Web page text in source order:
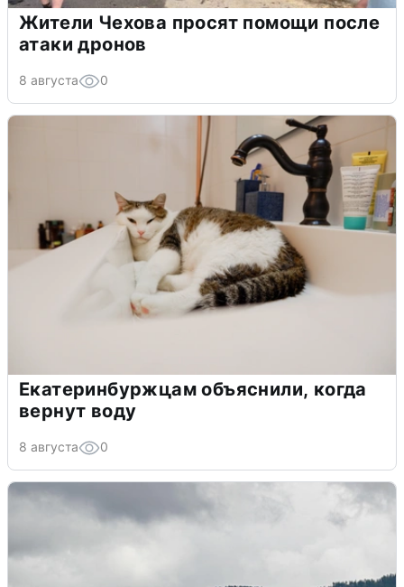
Жители Чехова просят помощи после
атаки дронов
8 августа 0
Екатеринбуржцам объяснили, когда
вернут воду
8 августа 0